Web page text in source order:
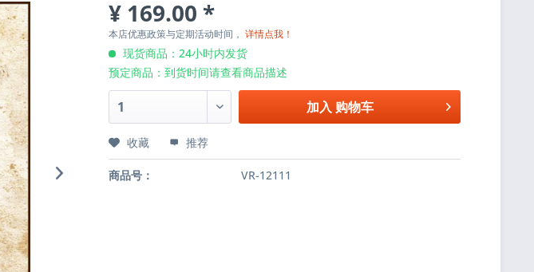
¥ 169.00 *
本店优惠政策与定期活动时间，详情点我！
现货商品：24小时内发货
预定商品：到货时间请查看商品描述
加入 购物车
收藏 推荐
商品号： VR-12111